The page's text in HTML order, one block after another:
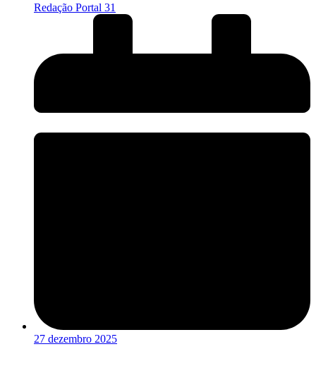
Redação Portal 31
27 dezembro 2025